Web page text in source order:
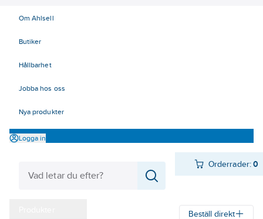
Om Ahlsell
Butiker
Hållbarhet
Jobba hos oss
Nya produkter
Logga in
Orderrader:0
Beställ direkt